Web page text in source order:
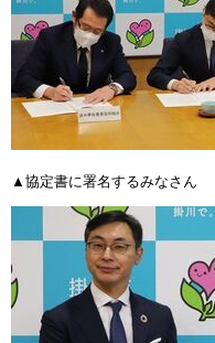
▲協定書に署名するみなさん